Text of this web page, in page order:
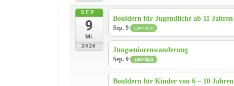
SEP.
9
Mi.
2026
Bouldern für Jugendliche ab 11 Jahren
Sep. 9 ganztägig
Jungseniorenwanderung
Sep. 9 ganztägig
Bouldern für Kinder von 6 – 10 Jahren